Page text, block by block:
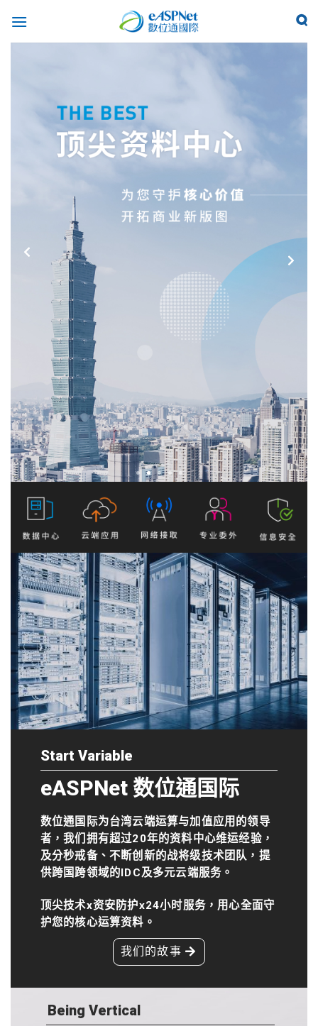
1 2 3 4 5
Start Variable
eASPNet 数位通国际
数位通国际为台湾云端运算与加值应用的领导
者，我们拥有超过20年的资料中心维运经验，
及分秒戒备、不断创新的战将级技术团队，提
供跨国跨领域的IDC及多元云端服务。
顶尖技术x资安防护x24小时服务，用心全面守
护您的核心运算资料。
我们的故事
Being Vertical